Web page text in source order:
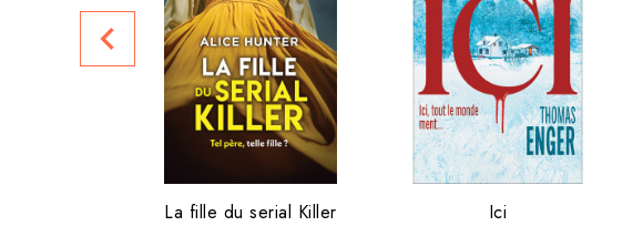
La fille du serial Killer
Ici
navigate_before